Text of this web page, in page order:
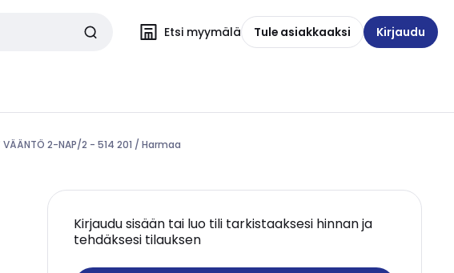
Etsi myymälä Tule asiakkaaksi Kirjaudu
VÄÄNTÖ 2-NAP/2 - 514 201 / Harmaa
Kirjaudu sisään tai luo tili tarkistaaksesi hinnan ja
tehdäksesi tilauksen